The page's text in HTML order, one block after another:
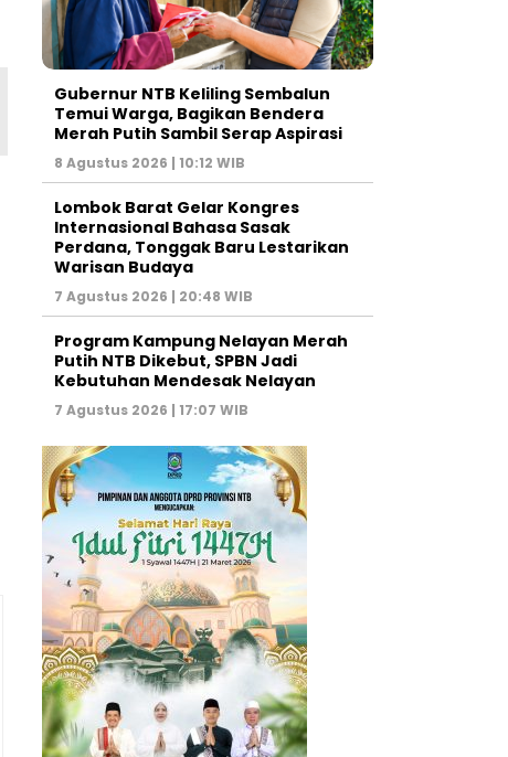
Gubernur NTB Keliling Sembalun
Temui Warga, Bagikan Bendera
Merah Putih Sambil Serap Aspirasi
8 Agustus 2026 | 10:12 WIB
Lombok Barat Gelar Kongres
Internasional Bahasa Sasak
Perdana, Tonggak Baru Lestarikan
Warisan Budaya
7 Agustus 2026 | 20:48 WIB
Program Kampung Nelayan Merah
Putih NTB Dikebut, SPBN Jadi
Kebutuhan Mendesak Nelayan
7 Agustus 2026 | 17:07 WIB